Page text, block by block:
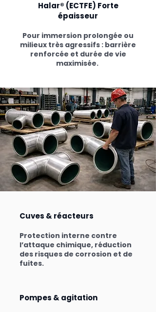
Halar® (ECTFE) Forte
épaisseur
Pour immersion prolongée ou
milieux très agressifs : barrière
renforcée et durée de vie
maximisée.
Cuves & réacteurs
Protection interne contre
l’attaque chimique, réduction
des risques de corrosion et de
fuites.
Pompes & agitation